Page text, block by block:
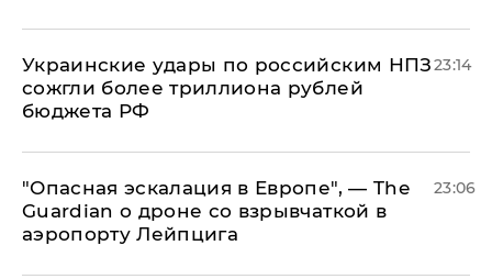
Украинские удары по российским НПЗ
сожгли более триллиона рублей
бюджета РФ
23:14
"Опасная эскалация в Европе", — The
Guardian о дроне со взрывчаткой в
аэропорту Лейпцига
23:06